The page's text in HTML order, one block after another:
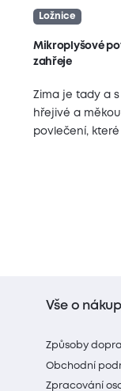
Ložnice
Mikroplyšové
zahřeje
Zima je tady a
hřejivé a
povlečení, které
Vše o
Způsoby
Obchodní
Zpracování